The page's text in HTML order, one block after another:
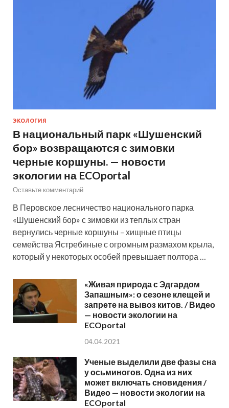
ЭКОЛОГИЯ
В национальный парк «Шушенский
бор» возвращаются с зимовки
черные коршуны. — новости
экологии на ECOportal
Оставьте комментарий
В Перовское лесничество национального парка
«Шушенский бор» с зимовки из теплых стран
вернулись черные коршуны – хищные птицы
семейства Ястребиные с огромным размахом крыла,
который у некоторых особей превышает полтора …
«Живая природа с Эдгардом
Запашным»: о сезоне клещей и
запрете на вывоз китов. / Видео
— новости экологии на
ECOportal
04.04.2021
Ученые выделили две фазы сна
у осьминогов. Одна из них
может включать сновидения /
Видео — новости экологии на
ECOportal